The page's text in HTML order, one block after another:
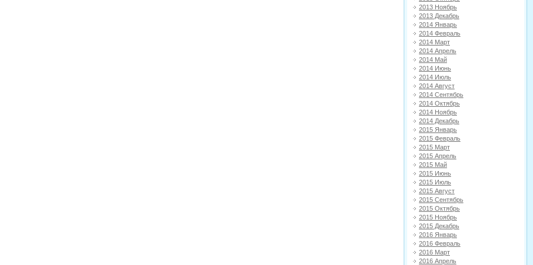
2013 Ноябрь
2013 Декабрь
2014 Январь
2014 Февраль
2014 Март
2014 Апрель
2014 Май
2014 Июнь
2014 Июль
2014 Август
2014 Сентябрь
2014 Октябрь
2014 Ноябрь
2014 Декабрь
2015 Январь
2015 Февраль
2015 Март
2015 Апрель
2015 Май
2015 Июнь
2015 Июль
2015 Август
2015 Сентябрь
2015 Октябрь
2015 Ноябрь
2015 Декабрь
2016 Январь
2016 Февраль
2016 Март
2016 Апрель